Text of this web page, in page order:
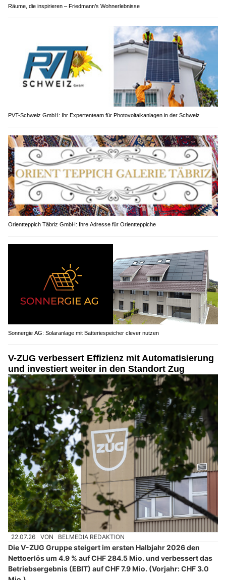
Räume, die inspirieren – Friedmann’s Wohnerlebnisse
PVT-Schweiz GmbH: Ihr Expertenteam für Photovoltaikanlagen in der Schweiz
Orientteppich Täbriz GmbH: Ihre Adresse für Orientteppiche
Sonnergie AG: Solaranlage mit Batteriespeicher clever nutzen
V-ZUG verbessert Effizienz mit Automatisierung
und investiert weiter in den Standort Zug
22.07.26 VON BELMEDIA REDAKTION
Die V-ZUG Gruppe steigert im ersten Halbjahr 2026 den
Nettoerlös um 4.9 % auf CHF 284.5 Mio. und verbessert das
Betriebsergebnis (EBIT) auf CHF 7.9 Mio. (Vorjahr: CHF 3.0